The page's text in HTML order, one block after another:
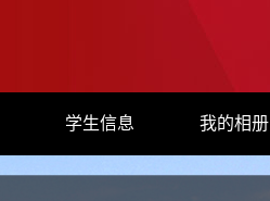
学生信息 我的相册